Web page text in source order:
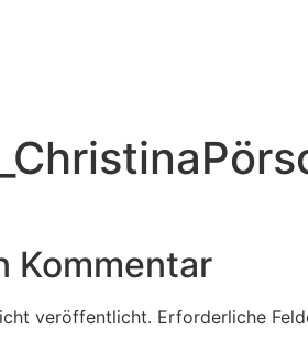
Kommentar
veröffentlicht. Erforderliche